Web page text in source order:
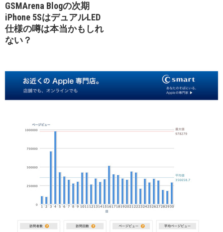
GSMArena Blogの次期
iPhone 5SはデュアルLED
仕様の噂は本当かもしれ
ない？